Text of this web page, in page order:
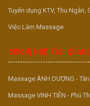
Tuyển dụng KTV, Thu
Việc Làm Massage
ĐƠN VỊ HỢP TÁC
Massage ÁNH DƯƠNG -
Massage VINH TIÊN - Phú